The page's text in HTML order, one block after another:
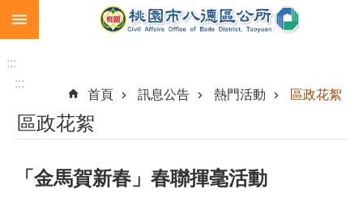
跳到主要內容區塊
市
民
:::
:::
首頁
訊息公告 熱門活動 區政花絮
區政花絮
「金馬賀新春」春聯揮毫活動